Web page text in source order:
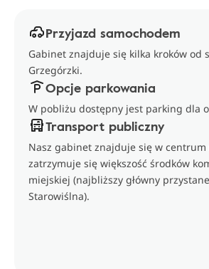
Przyjazd samochodem
Gabinet znajduje się kilka kroków od
Grzegórzki.
Opcje parkowania
W pobliżu dostępny jest parking dla
Transport publiczny
Nasz gabinet znajduje się w
zatrzymuje się większość środków
miejskiej (najbliższy główny
Starowiślna).